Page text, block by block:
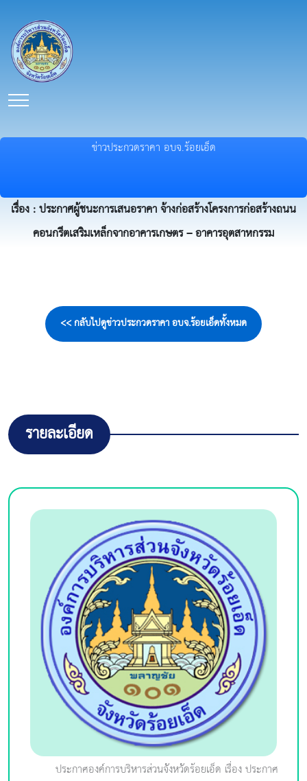
ข่าวประกวดราคา อบจ.ร้อยเอ็ด
เรื่อง : ประกาศผู้ชนะการเสนอราคา จ้างก่อสร้างโครงการก่อสร้างถนน
คอนกรีตเสริมเหล็กจากอาคารเกษตร – อาคารอุตสาหกรรม
<< กลับไปดูข่าวประกวดราคา อบจ.ร้อยเอ็ดทั้งหมด
รายละเอียด
ประกาศองค์การบริหารส่วนจังหวัดร้อยเอ็ด เรื่อง ประกาศ